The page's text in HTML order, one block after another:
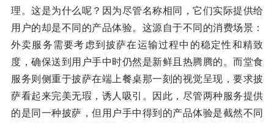
理。这是为什么呢？因为尽管名称相同，它们实际提供给
用户的却是不同的产品体验。这源自于不同的消费场景：
外卖服务需要考虑到披萨在运输过程中的稳定性和精致
度，确保送到用户手中时仍然是新鲜且热腾腾的。而堂食
服务则侧重于披萨在端上餐桌那一刻的视觉呈现，要求披
萨看起来完美无瑕，诱人吸引。因此，尽管两种服务提供
的是同一种披萨，但用户手中得到的产品体验是截然不同